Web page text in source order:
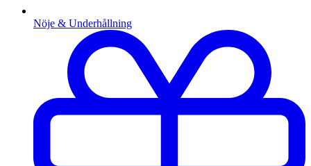
Nöje & Underhållning